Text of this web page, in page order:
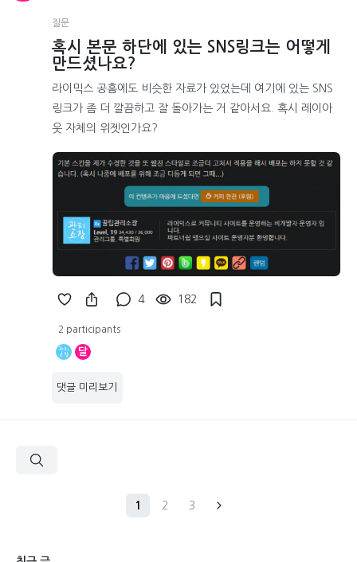
질문
혹시 본문 하단에 있는 SNS링크는 어떻게
만드셨나요?
라이믹스 공홈에도 비슷한 자료가 있었는데 여기에 있는 SNS
링크가 좀 더 깔끔하고 잘 돌아가는 거 같아서요. 혹시 레이아
웃 자체의 위젯인가요?
4 182
2 participants
달
댓글 미리보기
1 2 3